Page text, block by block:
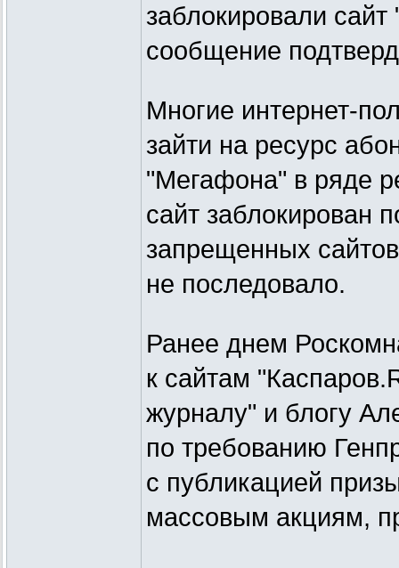
заблокировали
сообщение
Многие интернет-
зайти на ресурс
"Мегафона" в ряде
сайт заблокирован
запрещенных
не последовало.
Ранее днем
к сайтам
журналу" и блогу
по требованию
с публикацией
массовым акциям,